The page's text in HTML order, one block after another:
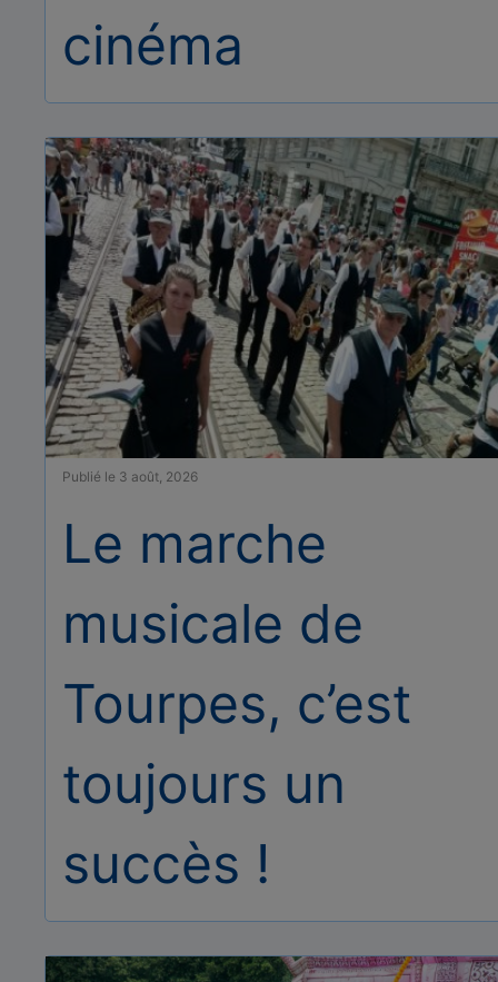
cinéma
Publié le 3 août, 2026
Le marche
musicale de
Tourpes, c’est
toujours un
succès !